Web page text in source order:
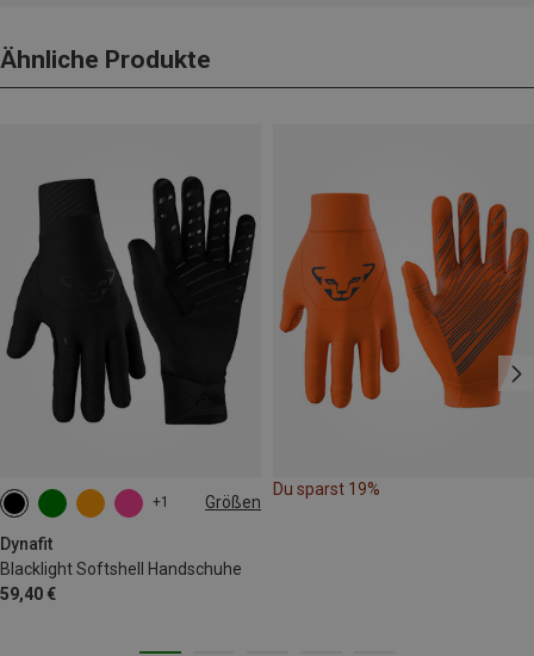
Ähnliche Produkte
+1 Größen
Dynafit
Blacklight Softshell Handschuhe
59,40 €
XS M XL
Du sparst 19%